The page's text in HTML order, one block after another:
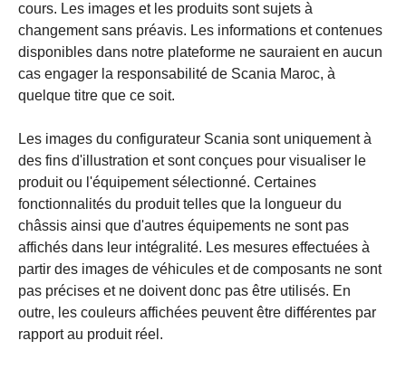
cours. Les images et les produits sont sujets à
changement sans préavis. Les informations et contenues
disponibles dans notre plateforme ne sauraient en aucun
cas engager la responsabilité de Scania Maroc, à
quelque titre que ce soit.
Les images du configurateur Scania sont uniquement à
des fins d'illustration et sont conçues pour visualiser le
produit ou l'équipement sélectionné. Certaines
fonctionnalités du produit telles que la longueur du
châssis ainsi que d'autres équipements ne sont pas
affichés dans leur intégralité. Les mesures effectuées à
partir des images de véhicules et de composants ne sont
pas précises et ne doivent donc pas être utilisés. En
outre, les couleurs affichées peuvent être différentes par
rapport au produit réel.